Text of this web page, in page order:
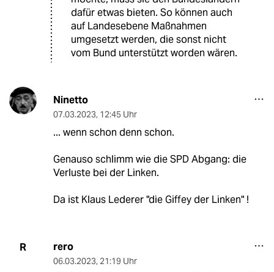
dafür etwas bieten. So können auch
auf Landesebene Maßnahmen
umgesetzt werden, die sonst nicht
vom Bund unterstützt worden wären.
Ninetto
07.03.2023, 12:45 Uhr
... wenn schon denn schon.
Genauso schlimm wie die SPD Abgang: die
Verluste bei der Linken.
Da ist Klaus Lederer "die Giffey der Linken" !
R rero
06.03.2023, 21:19 Uhr